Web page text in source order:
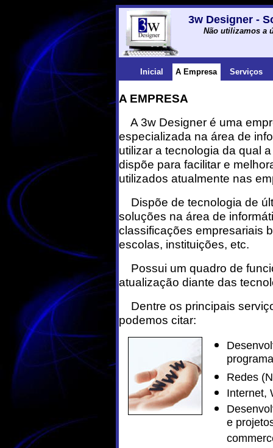
3w Designer -
Não utilizamos a
Inicial A Empresa Serviços
A EMPRESA
A 3w Designer é uma
especializada na área de
utilizar a tecnologia da qual
dispõe para facilitar e
utilizados atualmente nas
Dispõe de tecnologia de
soluções na área de
classificações empresariais
escolas, instituições, etc.
Possui um quadro de
atualização diante das
Dentre os principais
podemos citar:
Redes
Internet,
e